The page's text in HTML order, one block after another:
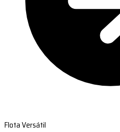
Flota Versátil